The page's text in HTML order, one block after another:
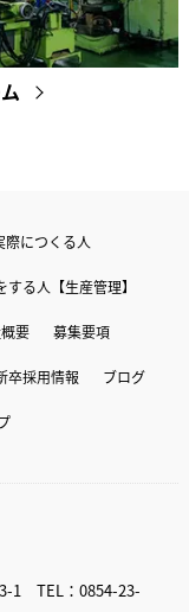
際につくる人
する人【生産管理】
要 募集要項
卒採用情報 ブログ
1 TEL：0854-23-